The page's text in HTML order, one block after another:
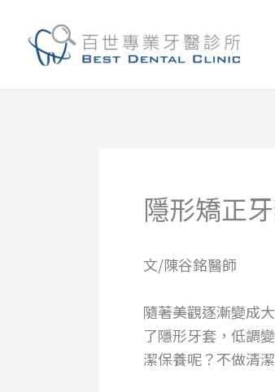
隱形矯正
文/陳谷銘醫師
隨著美觀逐漸變成
了隱形牙套，低調
潔保養呢？不做清